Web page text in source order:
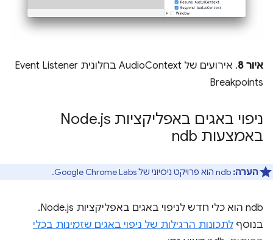
איור 8
. אירועים של AudioContext בחלונית Event Listener
Breakpoints
ניפוי באגים באפליקציות Node .js
באמצעות ndb
הערה:
‫ndb הוא כלי חדש לניפוי באגים באפליקציות Node.js.
בנוסף לתכונות הרגילות של ניפוי באגים שזמינות בכלי